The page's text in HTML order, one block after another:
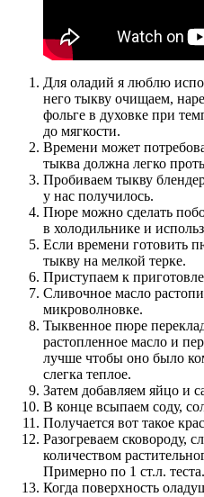
Для оладий я люблю
него тыкву очищаем,
фольге в духовке при
до мягкости.
Времени может
тыква должна легко
Пробиваем тыкву
у нас получилось.
Пюре можно сделать
в холодильнике и
Если времени готовить
тыкву на мелкой терке.
Приступаем к
Сливочное масло
микроволновке.
Тыквенное пюре
растопленное масло и
лучше чтобы оно было
слегка теплое.
Затем добавляем яйцо и
В конце всыпаем соду,
Получается вот такое
Разогреваем сковороду,
количеством
Примерно по 1 ст.л.
Когда поверхность